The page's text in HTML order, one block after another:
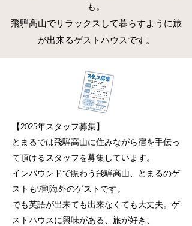
も。
​飛騨高山でリラックスして暮らすように旅
が出来るゲストハウスです。
【2025年スタッフ募集】
とまるでは飛騨高山に住みながら宿を手伝っ
て頂けるスタッフを募集しています。
インバウンドで賑わう飛騨高山、とまるのゲ
ストも9割海外のゲストです。
​でも英語が出来ても出来なくても大丈夫。ゲ
ストハウスに興味がある、旅が好き、